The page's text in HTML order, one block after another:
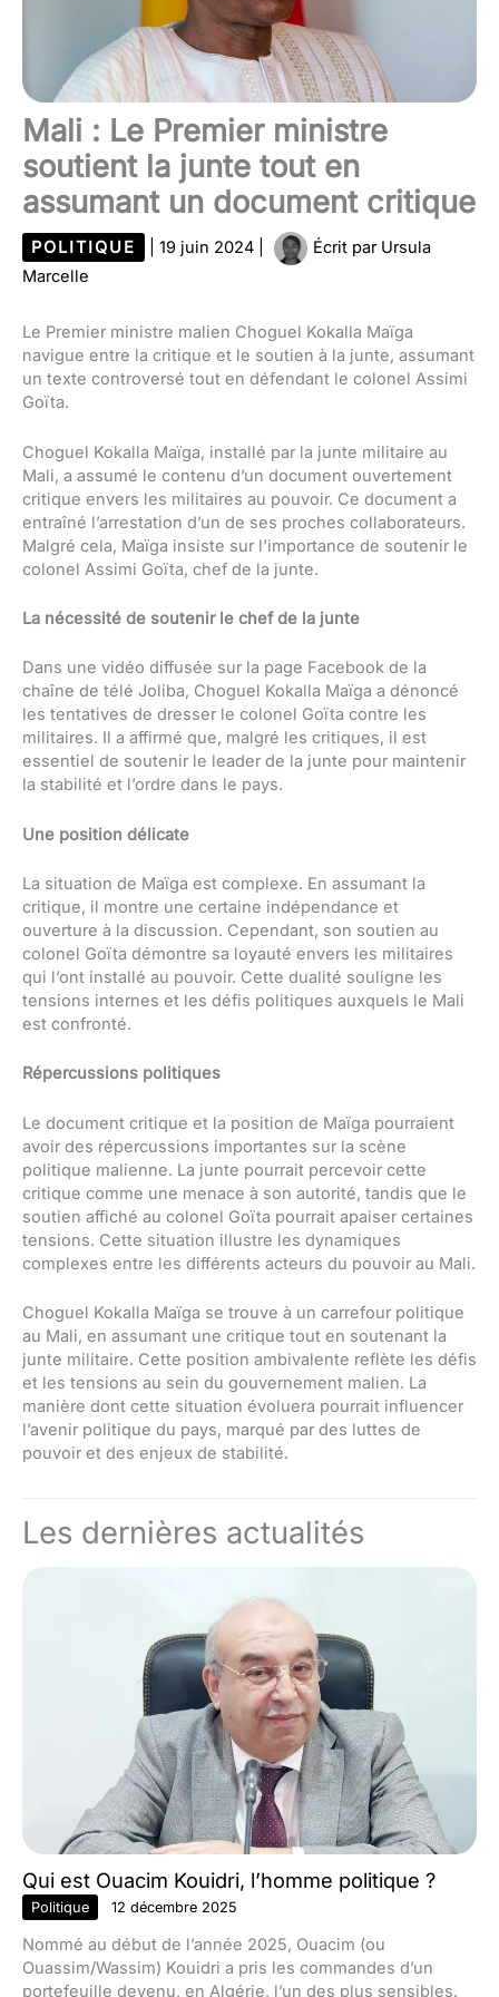
Mali : Le Premier ministre
soutient la junte tout en
assumant un document critique
POLITIQUE 19 juin 2024 Écrit par Ursula
Marcelle
Le Premier ministre malien Choguel Kokalla Maïga
navigue entre la critique et le soutien à la junte, assumant
un texte controversé tout en défendant le colonel Assimi
Goïta.
Choguel Kokalla Maïga, installé par la junte militaire au
Mali, a assumé le contenu d’un document ouvertement
critique envers les militaires au pouvoir. Ce document a
entraîné l’arrestation d’un de ses proches collaborateurs.
Malgré cela, Maïga insiste sur l’importance de soutenir le
colonel Assimi Goïta, chef de la junte.
La nécessité de soutenir le chef de la junte
Dans une vidéo diffusée sur la page Facebook de la
chaîne de télé Joliba, Choguel Kokalla Maïga a dénoncé
les tentatives de dresser le colonel Goïta contre les
militaires. Il a affirmé que, malgré les critiques, il est
essentiel de soutenir le leader de la junte pour maintenir
la stabilité et l’ordre dans le pays.
Une position délicate
La situation de Maïga est complexe. En assumant la
critique, il montre une certaine indépendance et
ouverture à la discussion. Cependant, son soutien au
colonel Goïta démontre sa loyauté envers les militaires
qui l’ont installé au pouvoir. Cette dualité souligne les
tensions internes et les défis politiques auxquels le Mali
est confronté.
Répercussions politiques
Le document critique et la position de Maïga pourraient
avoir des répercussions importantes sur la scène
politique malienne. La junte pourrait percevoir cette
critique comme une menace à son autorité, tandis que le
soutien affiché au colonel Goïta pourrait apaiser certaines
tensions. Cette situation illustre les dynamiques
complexes entre les différents acteurs du pouvoir au Mali.
Choguel Kokalla Maïga se trouve à un carrefour politique
au Mali, en assumant une critique tout en soutenant la
junte militaire. Cette position ambivalente reflète les défis
et les tensions au sein du gouvernement malien. La
manière dont cette situation évoluera pourrait influencer
l’avenir politique du pays, marqué par des luttes de
pouvoir et des enjeux de stabilité.
Les dernières actualités
Qui est Ouacim Kouidri, l’homme politique ?
Politique 12 décembre 2025
Nommé au début de l’année 2025, Ouacim (ou
Ouassim/Wassim) Kouidri a pris les commandes d’un
portefeuille devenu, en Algérie, l’un des plus sensibles.